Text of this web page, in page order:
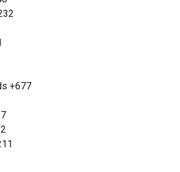
неукоснительным соблюдением
безопасности и
После завершения демонтажа
вывоз металлического лома в
Мы стремимся предложить одни
цен в городе,
подход к каждому
можно произвести на месте
способом, что делает наше
ещё более комфортным.
вы выбираете
+677